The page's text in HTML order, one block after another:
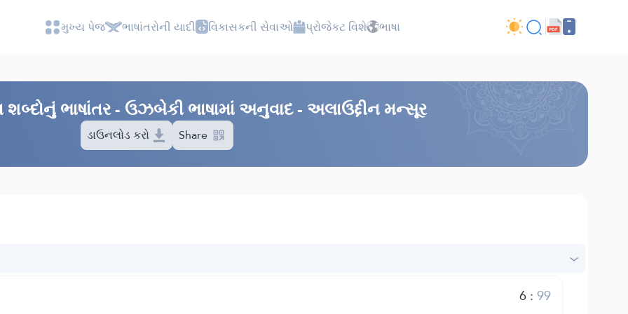
મુખ્ય પેજ ભાષાંતરોની યાદી વિકાસકની સેવાઓ પ્રોજેકટ વિશે ભાષા
ભાષાંતર - ઉઝબેકી ભાષામાં અનુવાદ - અલાઉદ્દીન મન્સૂર
ડાઉનલોડ કરો Share
6:99